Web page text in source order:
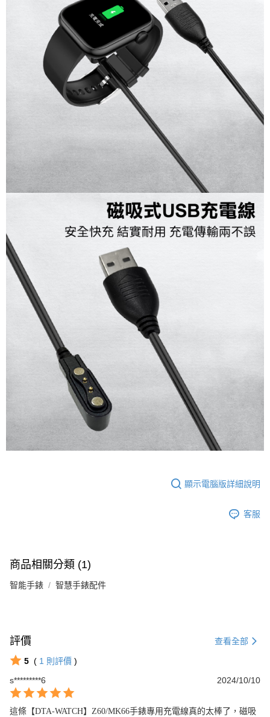
顯示電腦版詳細說明
客服
商品相關分類 (1)
智能手錶 智慧手錶配件
評價 查看全部
5 ( 1 則評價 )
s*********6
2024/10/10
這條【DTA-WATCH】Z60/MK66手錶專用充電線真的太棒了，磁吸